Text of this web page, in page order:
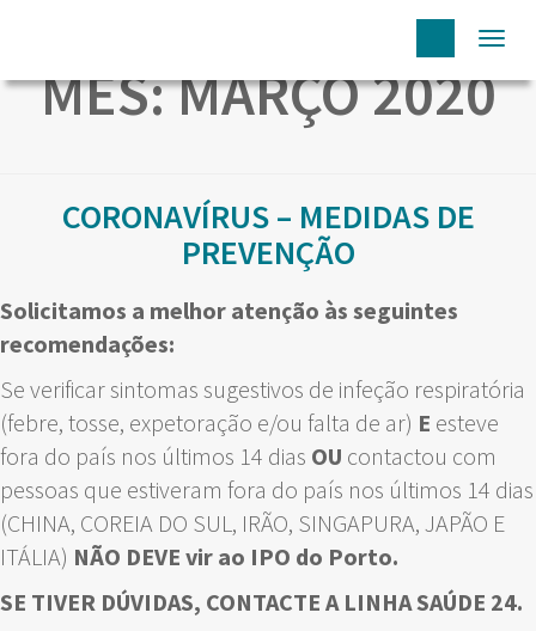
MÊS:MARÇO 2020
CORONAVÍRUS – MEDIDAS DE
PREVENÇÃO
Solicitamos a melhor atenção às seguintes
recomendações:
Se verificar sintomas sugestivos de infeção respiratória
(febre, tosse, expetoração e/ou falta de ar) E esteve
fora do país nos últimos 14 dias OU contactou com
pessoas que estiveram fora do país nos últimos 14 dias
(CHINA, COREIA DO SUL, IRÃO, SINGAPURA, JAPÃO E
ITÁLIA) NÃO DEVE vir ao IPO do Porto.
SE TIVER DÚVIDAS, CONTACTE A LINHA SAÚDE 24.